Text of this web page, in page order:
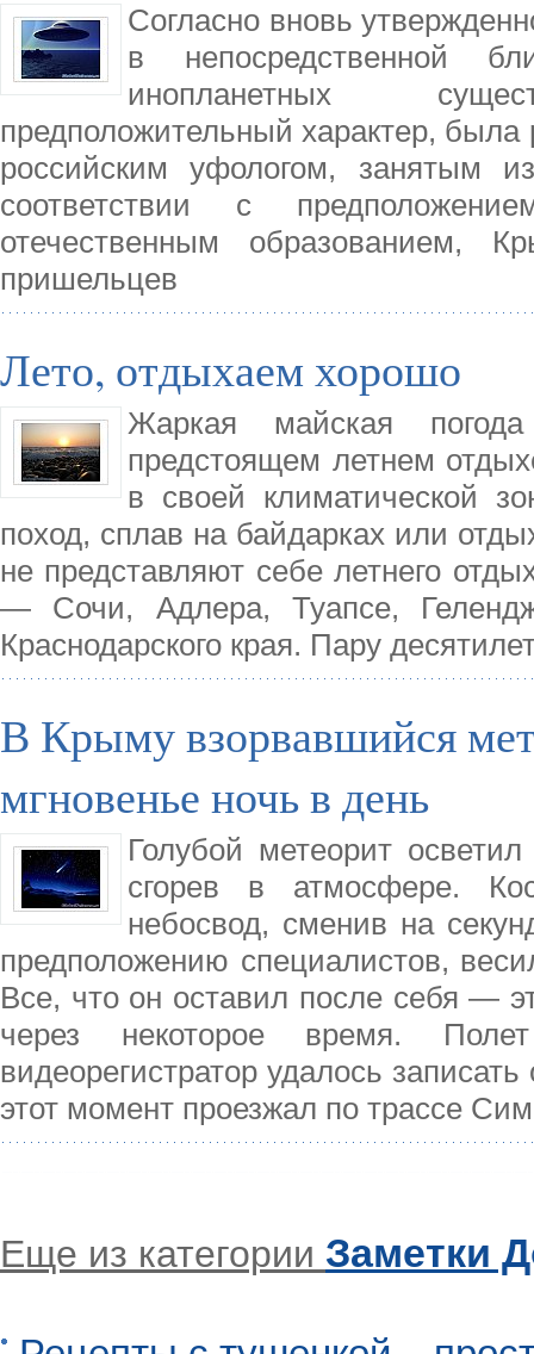
Согласно вновь
в непосредственной
инопланетных
предположительный характер,
российским уфологом, занятым
соответствии с
отечественным образованием,
пришельцев
Лето, отдыхаем хорошо
Жаркая майская
предстоящем летнем
в своей климатической
поход, сплав на байдарках или
не представляют себе летнего
— Сочи, Адлера, Туапсе,
Краснодарского края. Пару
В Крыму взорвавшийся
мгновенье ночь в день
Голубой метеорит
сгорев в атмосфере.
небосвод, сменив на
предположению специалистов,
Все, что он оставил после себя —
через некоторое время.
видеорегистратор удалось
этот момент проезжал по трассе
Еще из категории Заметки